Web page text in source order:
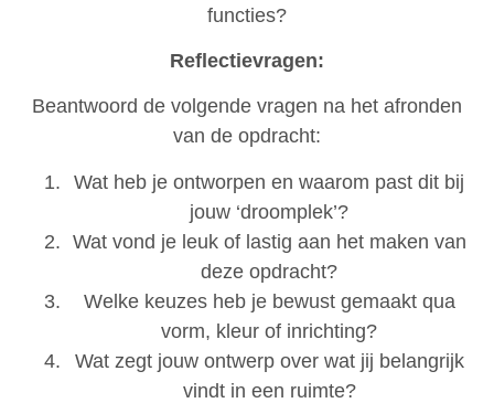
functies?
Reflectievragen:
Beantwoord de volgende vragen na het afronden
van de opdracht:
Wat heb je ontworpen en waarom past dit bij
jouw ‘droomplek’?
Wat vond je leuk of lastig aan het maken van
deze opdracht?
Welke keuzes heb je bewust gemaakt qua
vorm, kleur of inrichting?
Wat zegt jouw ontwerp over wat jij belangrijk
vindt in een ruimte?